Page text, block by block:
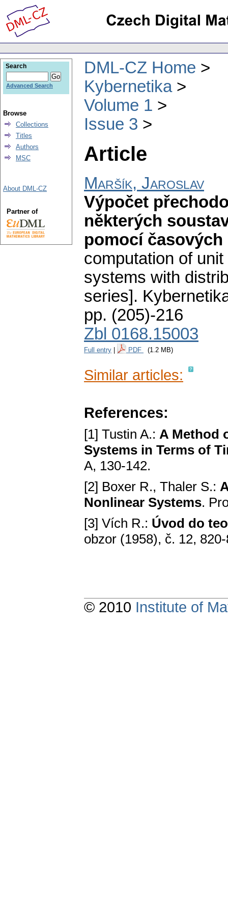
DML-CZ Home
Kybernetika
Volume 1
Issue 3
Article
Maršík, Jaroslav
Výpočet
některých
pomocí časových
computation of
systems with
series].
pp. (205)-216
Zbl 0168.15003
Full entry PDF (1.2 MB)
Similar articles:
References:
[1] Tustin A.: A Method
Systems in Terms of
A, 130-142.
[2] Boxer R., Thaler S.:
Nonlinear Systems.
[3] Vích R.: Úvod do
obzor (1958), č. 12,
Search
Advanced Search
Browse
Collections
Titles
Authors
MSC
About DML-CZ
Partner of
© 2010 Institute of